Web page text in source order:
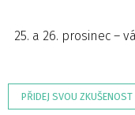
25. a 26. prosinec –
PŘIDEJ SVOU